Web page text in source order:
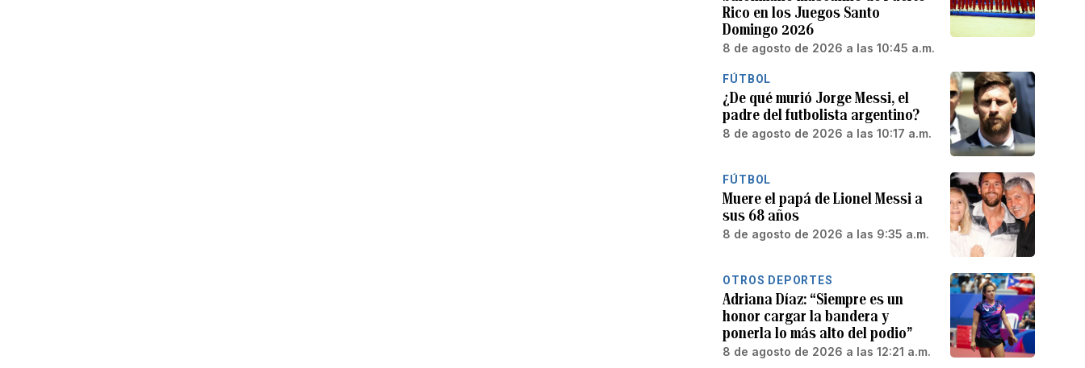
Rico en los Juegos Santo
Domingo 2026
8 de agosto de 2026 a las 10:45 a.m.
FÚTBOL
¿De qué murió Jorge Messi, el
padre del futbolista argentino?
8 de agosto de 2026 a las 10:17 a.m.
FÚTBOL
Muere el papá de Lionel Messi a
sus 68 años
8 de agosto de 2026 a las 9:35 a.m.
OTROS DEPORTES
Adriana Díaz: “Siempre es un
honor cargar la bandera y
ponerla lo más alto del podio”
8 de agosto de 2026 a las 12:21 a.m.